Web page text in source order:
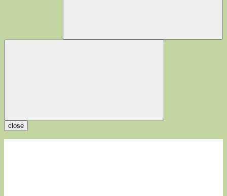
close